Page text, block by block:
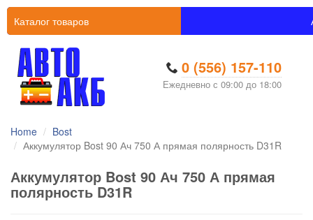
Каталог товаров
0 (556) 157-110
Ежедневно с 09:00 до 18:00
Home
Bost
Аккумулятор Bost 90 Ач 750 А прямая полярность D31R
Аккумулятор Bost 90 Ач 750 А прямая
полярность D31R